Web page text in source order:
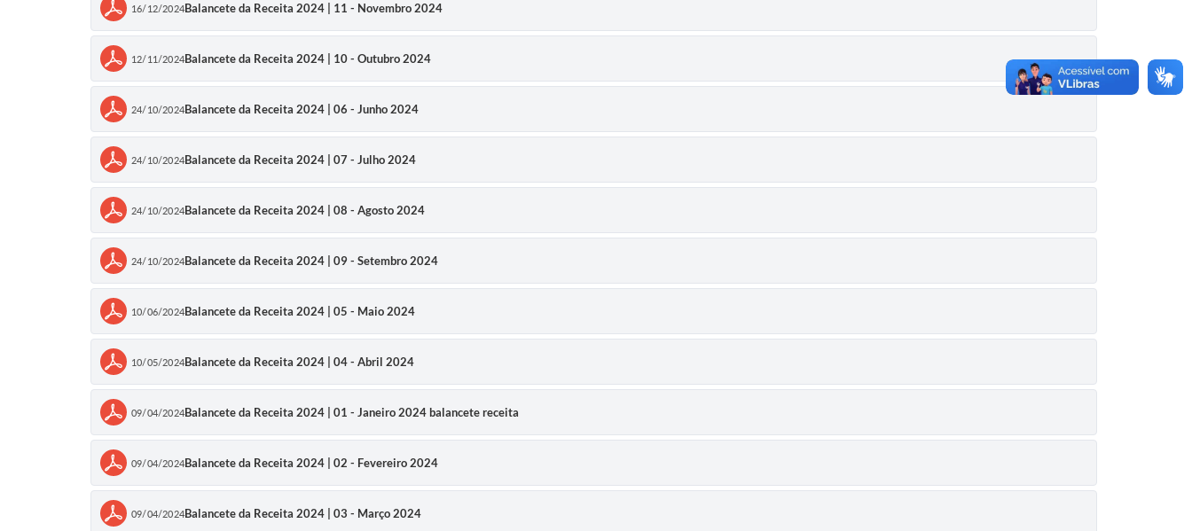
16/12/2024Balancete da Receita 2024 | 11 - Novembro 2024
12/11/2024Balancete da Receita 2024 | 10 - Outubro 2024
24/10/2024Balancete da Receita 2024 | 06 - Junho 2024
24/10/2024Balancete da Receita 2024 | 07 - Julho 2024
24/10/2024Balancete da Receita 2024 | 08 - Agosto 2024
24/10/2024Balancete da Receita 2024 | 09 - Setembro 2024
10/06/2024Balancete da Receita 2024 | 05 - Maio 2024
10/05/2024Balancete da Receita 2024 | 04 - Abril 2024
09/04/2024Balancete da Receita 2024 | 01 - Janeiro 2024 balancete receita
09/04/2024Balancete da Receita 2024 | 02 - Fevereiro 2024
09/04/2024Balancete da Receita 2024 | 03 - Março 2024